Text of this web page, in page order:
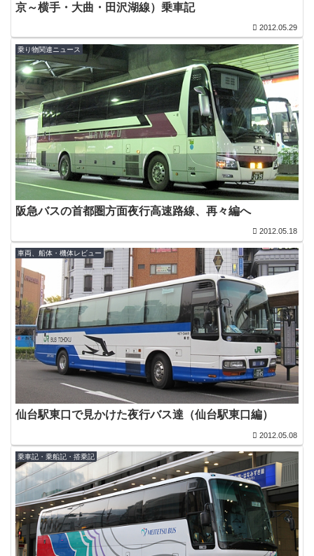
京～横手・大曲・田沢湖線）乗車記
2012.05.29
乗り物関連ニュース
阪急バスの首都圏方面夜行高速路線、再々編へ
2012.05.18
車両、船体・機体レビュー
仙台駅東口で見かけた夜行バス達（仙台駅東口編）
2012.05.08
乗車記・乗船記・搭乗記